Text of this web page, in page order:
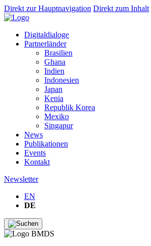
Direkt zur Hauptnavigation Direkt zum Inhalt
Digitaldialoge
Partnerländer
Brasilien
Ghana
Indien
Indonesien
Japan
Kenia
Republik Korea
Mexiko
Singapur
News
Publikationen
Events
Kontakt
Newsletter
EN
DE